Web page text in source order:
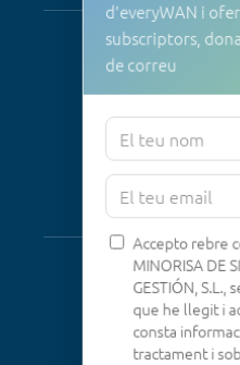
Suport i
d'everyWAN i
subscriptors,
de correu
Accepto rebre
MINORISA DE
GESTIÓN, S.L.,
que he llegit i
consta
tractament i